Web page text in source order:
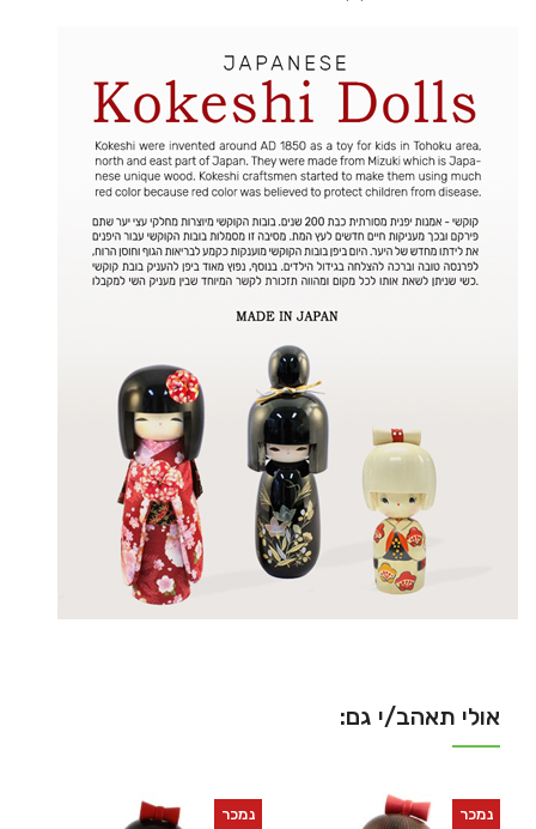
אולי תאהב/י גם:
נמכר נמכר